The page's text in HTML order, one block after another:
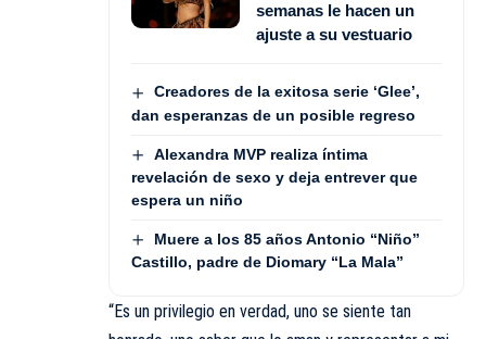
semanas le hacen un
ajuste a su vestuario
Creadores de la exitosa serie ‘Glee’,
dan esperanzas de un posible regreso
Alexandra MVP realiza íntima
revelación de sexo y deja entrever que
espera un niño
Muere a los 85 años Antonio “Niño”
Castillo, padre de Diomary “La Mala”
“Es un privilegio en verdad, uno se siente tan